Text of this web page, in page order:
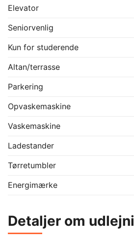
Elevator
Seniorvenlig
Kun for studerende
Altan/terrasse
Parkering
Opvaskemaskine
Vaskemaskine
Ladestander
Tørretumbler
Energimærke
Detaljer om